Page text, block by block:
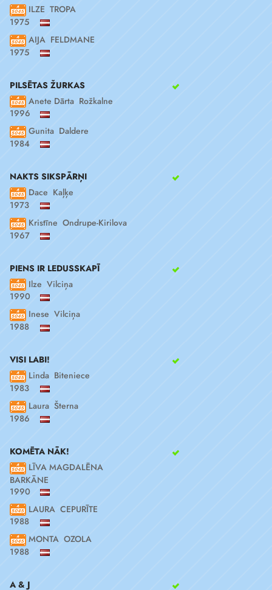
ILZE TROPA
1975
AIJA FELDMANE
1975
PILSĒTAS ŽURKAS
Anete Dārta Rožkalne
1996
Gunita Daldere
1984
NAKTS SIKSPĀRŅI
Dace Kaļķe
1973
Kristīne Ondrupe-Kirilova
1967
PIENS IR LEDUSSKAPĪ
Ilze Vilciņa
1990
Inese Vilciņa
1988
VISI LABI!
Linda Biteniece
1983
Laura Šterna
1986
KOMĒTA NĀK!
LĪVA MAGDALĒNA
BARKĀNE
1990
LAURA CEPURĪTE
1988
MONTA OZOLA
1988
A & J